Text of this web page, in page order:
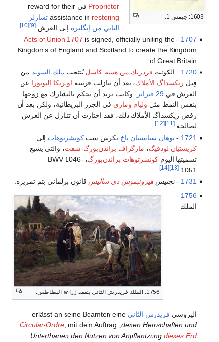
1603: جيمس 1.
Proprietor
في reward for their
assistance in restoring
تشارلز
الثاني من إنگلترة إلى العرش. [9]
[10]
1707
-
Acts of Union 1707 is signed, officially uniting the
Kingdoms of England and Scotland to create the Kingdom
of Great Britain.
1720 - الكونت فردريك من هسه-كاسل يُنتخب ملك السويد من
قِبل ريكسداگ الأملاك، بعد أن تنازلت قرينته اولريكا إليونورا عن
العرش في 29 فبراير
. وكانت تريد أن تحكم بالتشارك مع زوجها
بنفس النمط مثل وليام وماري في الجزر البريطانية، ولكن بعد أن
رفض ريكسداگ الأملاك ذلك، فقد اختارت أن تتنازل عن العرش
لصالحه.[11]
[12]
1721
- يوهان سباستيان باخ يكرس ستكونشرتوهات إلى
كريستيان لودڤيگ، مارگراڤ براندن‌بورگ-شفت، والتي يشيع
تسميتها اليومكونشرتوهات براندن‌بورگ
، BWV 1046-
1051.
[13]
[14]
1731
-تجنيسهيرونيموس دى ساليس قانون برلماني يتم تمريره.
1756: الملك فريدرش الثاني يتفقد زراعة البطاطس.
1756
-
الملك
الپروسي فريدرش الثاني erlässt an seine Beamten eine
Circular-Ordre, mit dem Auftrag „denen Herrschaften und
Unterthanen den Nutzen von Anpflantzung dieses Erd